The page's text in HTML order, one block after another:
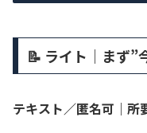
📝 ライト｜まず”
テキスト／匿名可｜